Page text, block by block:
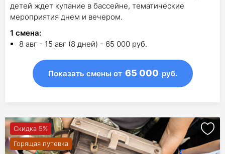
детей ждет купание в бассейне, тематические
мероприятия днем и вечером.
1 смена:
8 авг - 15 авг (8 дней) - 65 000 руб.
Показать смены от 65 000 руб.
Скидка 5%
Горящая путевка